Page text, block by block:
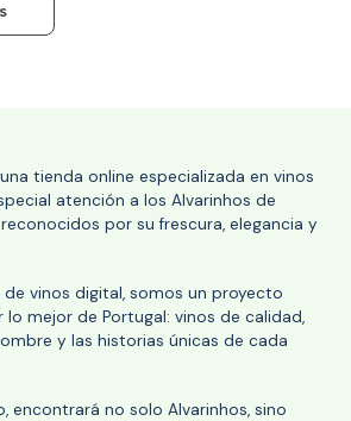
tienda online especializada en vinos
atención a los Alvarinhos de
por su frescura, elegancia y
vinos digital, somos un proyecto
mejor de Portugal: vinos de calidad,
y las historias únicas de cada
encontrará no solo Alvarinhos, sino